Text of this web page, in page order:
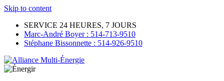
Skip to content
SERVICE 24 HEURES, 7 JOURS
Marc-André Boyer : 514-713-9510
Stéphane Bissonnette : 514-926-9510